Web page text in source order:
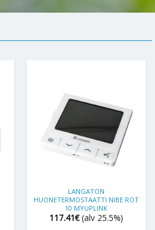
LANGATON
HUONETERMOSTAATTI NIBE ROT
10 MYUPLINK
117.41€ (alv 25.5%)